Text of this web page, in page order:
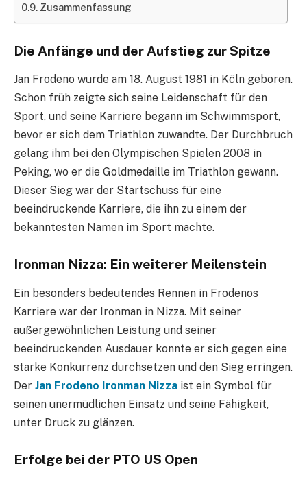
Zusammenfassung
Die Anfänge und der Aufstieg zur Spitze
Jan Frodeno wurde am 18. August 1981 in Köln geboren.
Schon früh zeigte sich seine Leidenschaft für den
Sport, und seine Karriere begann im Schwimmsport,
bevor er sich dem Triathlon zuwandte. Der Durchbruch
gelang ihm bei den Olympischen Spielen 2008 in
Peking, wo er die Goldmedaille im Triathlon gewann.
Dieser Sieg war der Startschuss für eine
beeindruckende Karriere, die ihn zu einem der
bekanntesten Namen im Sport machte.
Ironman Nizza: Ein weiterer Meilenstein
Ein besonders bedeutendes Rennen in Frodenos
Karriere war der Ironman in Nizza. Mit seiner
außergewöhnlichen Leistung und seiner
beeindruckenden Ausdauer konnte er sich gegen eine
starke Konkurrenz durchsetzen und den Sieg erringen.
Der Jan Frodeno Ironman Nizza ist ein Symbol für
seinen unermüdlichen Einsatz und seine Fähigkeit,
unter Druck zu glänzen.
Erfolge bei der PTO US Open